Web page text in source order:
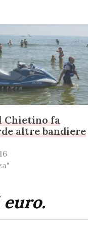
Chietino fa
altre bandiere